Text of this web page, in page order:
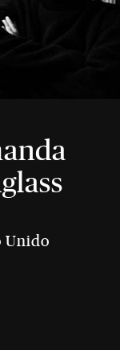
Unido